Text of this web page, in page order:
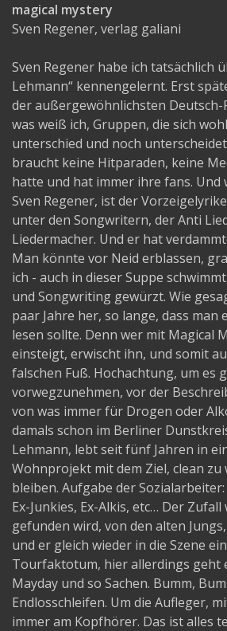
magical mystery
Sven Regener, verlag galiani
Sven Regener habe ich tatsächlich
Lehmann“ kennengelernt. Erst
der außergewöhnlichsten Deutsch-
was weiß ich, Gruppen, die sich
unterschied und noch
braucht keine Hitparaden, keine
hatte und hat immer ihre fans. Und
Sven Regener, ist der
unter den Songwritern, der Anti
Liedermacher. Und er hat
Man könnte vor Neid erblassen,
ich - auch in dieser Suppe
und Songwriting gewürzt. Wie
paar Jahre her, so lange, dass man
lesen sollte. Denn wer mit Magical
einsteigt, erwischt ihn, und somit
falschen Fuß. Hochachtung, um es
vorwegzunehmen, vor der
von was immer für Drogen oder
damals schon im Berliner
Lehmann, lebt seit fünf Jahren in
Wohnprojekt mit dem Ziel, clean zu
bleiben. Aufgabe der
Ex-Junkies, Ex-Alkis, etc… Der Zufall
gefunden wird, von den alten
und er gleich wieder in die Szene
Tourfaktotum, hier allerdings geht
Mayday und so Sachen. Bumm,
Endlosschleifen. Um die Aufleger,
immer am Kopfhörer. Das ist alles